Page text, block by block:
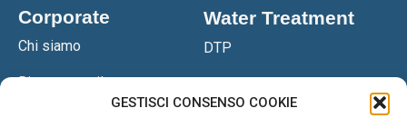
GESTISCI CONSENSO COOKIE
Corporate
Chi siamo
Ricerca e sviluppo
Water Treatment
DTP